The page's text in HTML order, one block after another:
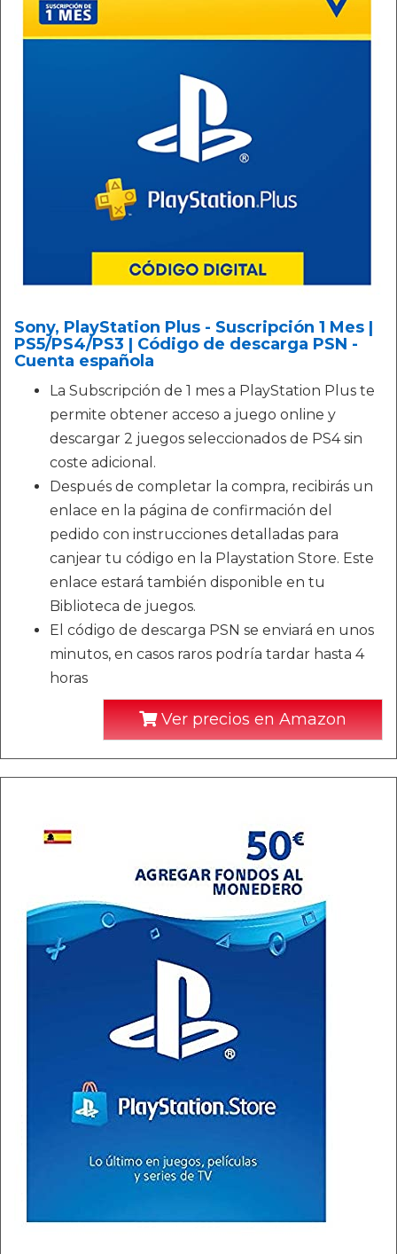
Sony, PlayStation Plus - Suscripción 1 Mes |
PS5/PS4/PS3 | Código de descarga PSN -
Cuenta española
La Subscripción de 1 mes a PlayStation Plus te
permite obtener acceso a juego online y
descargar 2 juegos seleccionados de PS4 sin
coste adicional.
Después de completar la compra, recibirás un
enlace en la página de confirmación del
pedido con instrucciones detalladas para
canjear tu código en la Playstation Store. Este
enlace estará también disponible en tu
Biblioteca de juegos.
El código de descarga PSN se enviará en unos
minutos, en casos raros podría tardar hasta 4
horas
Ver precios en Amazon